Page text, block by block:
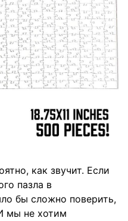
как звучит. Если
пазла в
бы сложно поверить,
мы не хотим